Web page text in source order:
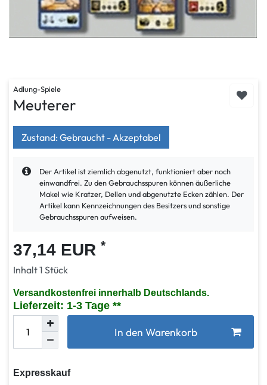
Adlung-Spiele
Meuterer
Zustand: Gebraucht - Akzeptabel
Der Artikel ist ziemlich abgenutzt, funktioniert aber noch
einwandfrei. Zu den Gebrauchsspuren können äußerliche
Makel wie Kratzer, Dellen und abgenutzte Ecken zählen. Der
Artikel kann Kennzeichnungen des Besitzers und sonstige
Gebrauchsspuren aufweisen.
37,14 EUR *
Inhalt1 Stück
Versandkostenfrei innerhalb Deutschlands.
Lieferzeit: 1-3 Tage
In den Warenkorb
Expresskauf